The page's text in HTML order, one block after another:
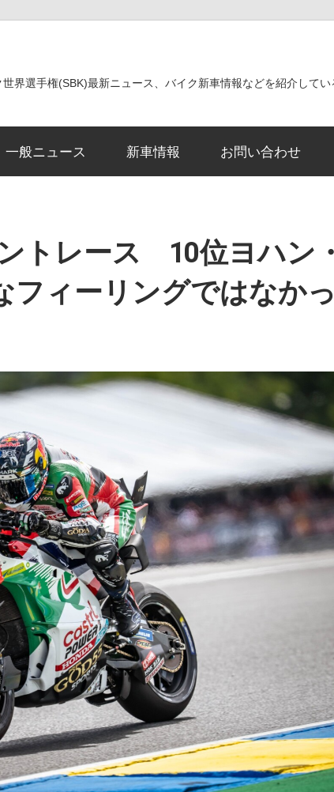
界選手権(SBK)最新ニュース、バイク新車情報などを紹介してい
一般ニュース 新車情報 お問い合わせ
トレース 10位ヨハン
フィーリングではなかっ